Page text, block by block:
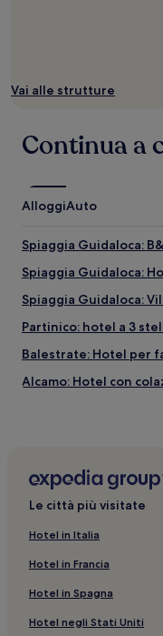
Vai alle strutture
Continua a
AlloggiAuto
Spiaggia Guidaloca:
Spiaggia Guidaloca:
Spiaggia Guidaloca:
Partinico: hotel a 3
Balestrate: Hotel per
Alcamo: Hotel con
Castello di
Riserva Naturale
vicinanze
Spiaggia dei
Castellammare del
Alcamo: Appartamenti
Le città più visitate
Hotel in Italia
Hotel in Francia
Hotel in Spagna
Hotel negli Stati Uniti